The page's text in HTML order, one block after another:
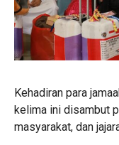
Kehadiran para
kelima ini disambut
masyarakat, dan